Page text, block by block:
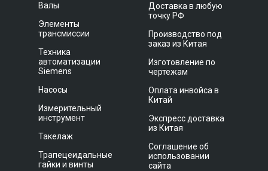
Валы
Элементы
трансмиссии
Техника
автоматизации
Siemens
Насосы
Измерительный
инструмент
Такелаж
Трапецеидальные
гайки и винты
Доставка в любую
точку РФ
Производство под
заказ из Китая
Изготовление по
чертежам
Оплата инвойса в
Китай
Экспресс доставка
из Китая
Соглашение об
использовании
сайта